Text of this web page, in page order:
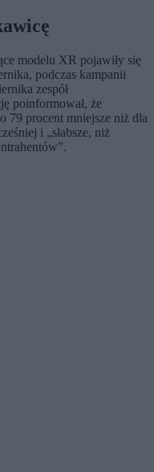
modelu XR pojawiły się
podczas kampanii
zespół
poinformował, że
79 procent mniejsze niż dla
i „słabsze, niż